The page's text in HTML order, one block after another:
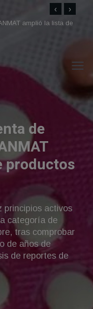
amplió la lista de
30 Pueblos " grabado
‹ ›
Juan;
38
lo